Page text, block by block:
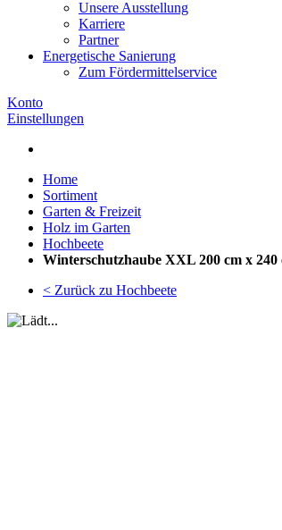
Unsere Ausstellung
Karriere
Partner
Energetische Sanierung
Zum Fördermittelservice
Konto
Einstellungen
Home
Sortiment
Garten & Freizeit
Holz im Garten
Hochbeete
Winterschutzhaube XXL 200 cm x 240
< Zurück zu Hochbeete